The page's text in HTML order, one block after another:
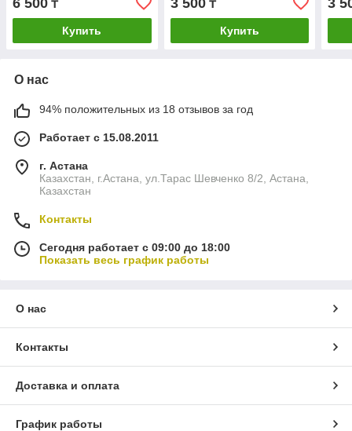
6 500 ₸
Купить
3 500₸
Купить
3
О нас
94% положительных из 18 отзывов за год
Работает с 15.08.2011
г. Астана
Казахстан, г.Астана, ул.Тарас Шевченко 8/2, Астана,
Казахстан
Контакты
Сегодня работает с 09:00 до 18:00
Показать весь график работы
О нас
Контакты
Доставка и оплата
График работы